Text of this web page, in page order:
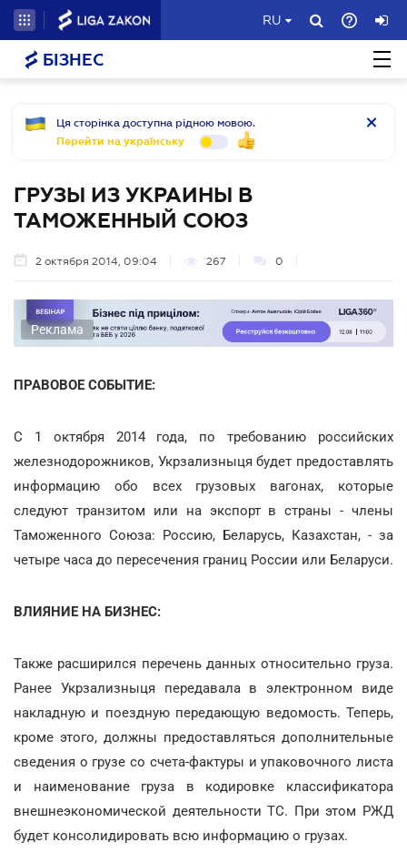
RU
БІЗНЕС
Ця сторінка доступна рідною мовою.
Перейти на українську
ГРУЗЫ ИЗ УКРАИНЫ В
ТАМОЖЕННЫЙ СОЮЗ
2 октября 2014, 09:04 267 0
Реклама
ПРАВОВОЕ СОБЫТИЕ:
С 1 октября 2014 года, по требованию российских
железнодорожников, Укрзализныця будет предоставлять
информацию обо всех грузовых вагонах, которые
следуют транзитом или на экспорт в страны - члены
Таможенного Союза: Россию, Беларусь, Казахстан, - за
четыре часа до пересечения границ России или Беларуси.
ВЛИЯНИЕ НА БИЗНЕС:
Также расширился перечень данных относительно груза.
Ранее Укрзализныця передавала в электронном виде
накладную и поездную передающую ведомость. Теперь,
кроме этого, должны предоставляться дополнительные
сведения о грузе со счета-фактуры и упаковочного листа
и наименование груза в кодировке классификатора
внешнеэкономической деятельности ТС. При этом РЖД
будет консолидировать всю информацию о грузах.